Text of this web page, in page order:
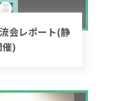
会レポート(静
催)